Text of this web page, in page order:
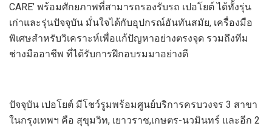
CARE’ พร้อมศักยภาพที่สามารถรองรับรถ เปอโยต์ ได้ทั้งรุ่น
เก่าและรุ่นปัจจุบัน มั่นใจได้กับอุปกรณ์อันทันสมัย, เครื่องมือ
พิเศษสำหรับวิเคราะห์เพื่อแก้ปัญหาอย่างตรงจุด รวมถึงทีม
ช่างมืออาชีพ ที่ได้รับการฝึกอบรมมาอย่างดี
ปัจจุบัน เปอโยต์ มีโชว์รูมพร้อมศูนย์บริการครบวงจร 3 สาขา
ในกรุงเทพฯ คือ สุขุมวิท, เยาวราช,เกษตร-นวมินทร์ และอีก 2